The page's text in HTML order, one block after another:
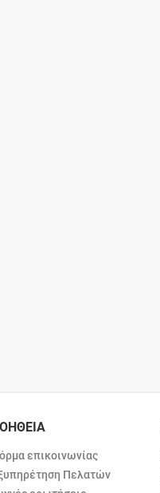
επικοινωνίας
Πελατών